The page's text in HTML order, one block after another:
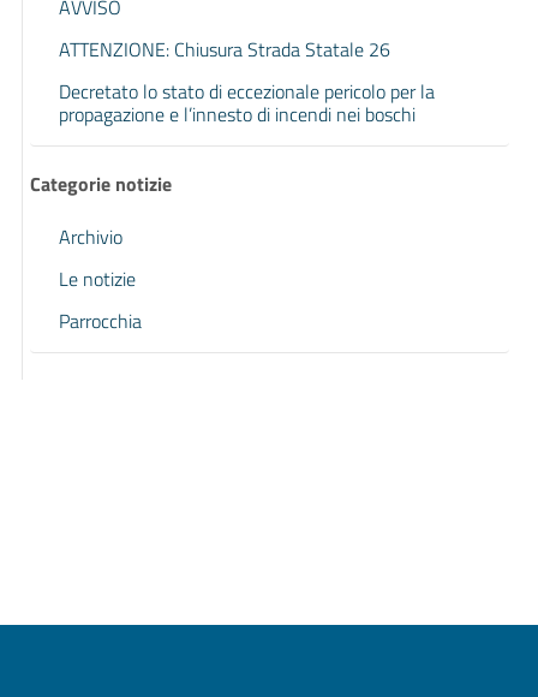
AVVISO
ATTENZIONE: Chiusura Strada Statale 26
Decretato lo stato di eccezionale pericolo per la
propagazione e l’innesto di incendi nei boschi
Categorie notizie
Archivio
Le notizie
Parrocchia